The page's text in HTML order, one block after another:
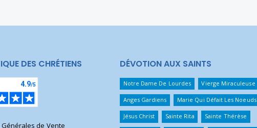
DES CHRÉTIENS
de Vente
DÉVOTION AUX SAINTS
Notre Dame De Lourdes Vierge Miraculeuse
Anges Gardiens Marie Qui Défait Les Noeuds
Jésus Christ Sainte Rita Sainte Thérèse